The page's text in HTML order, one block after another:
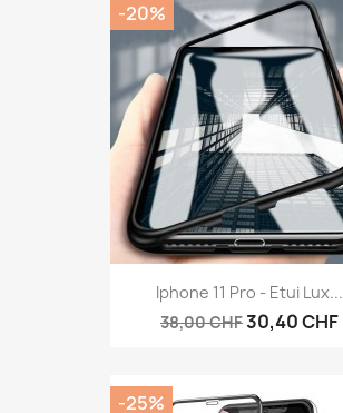
Iphone 11 Pro - Etui Lux...
38,00 CHF30,40 CHF
-20%
-25%